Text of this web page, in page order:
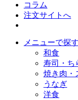
コラム
注文サイトへ
メニューで探す
和食
寿司・ち
焼き肉・
うなぎ
洋食